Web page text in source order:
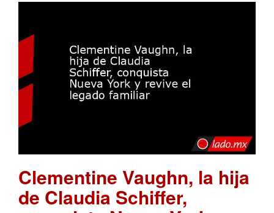
Clementine Vaughn, la hija
de Claudia Schiffer,